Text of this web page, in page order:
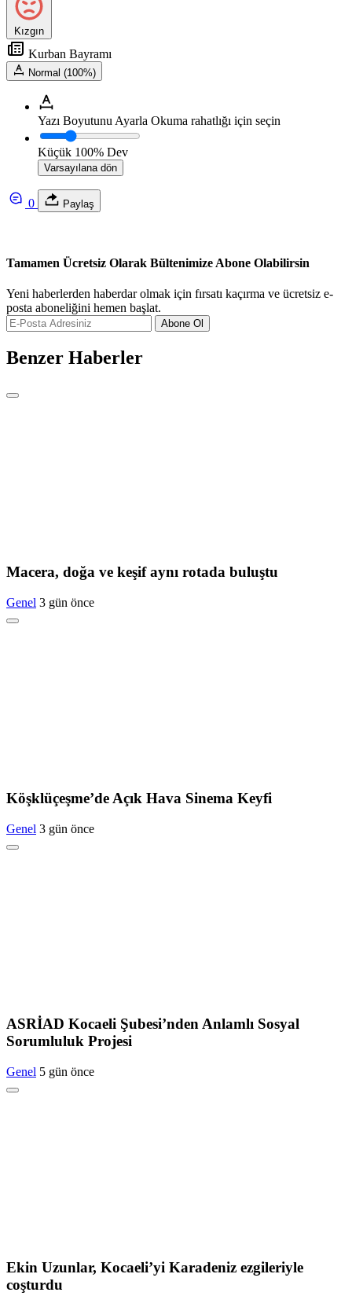
Kızgın
Kurban Bayramı
Normal (100%)
Yazı Boyutunu Ayarla Okuma rahatlığı için seçin
Küçük 100% Dev
Varsayılana dön
0 Paylaş
Tamamen Ücretsiz Olarak Bültenimize Abone Olabilirsin
Yeni haberlerden haberdar olmak için fırsatı kaçırma ve ücretsiz e-
posta aboneliğini hemen başlat.
Abone Ol
Benzer Haberler
Macera, doğa ve keşif aynı rotada buluştu
Genel 3 gün önce
Köşklüçeşme’de Açık Hava Sinema Keyfi
Genel 3 gün önce
ASRİAD Kocaeli Şubesi’nden Anlamlı Sosyal
Sorumluluk Projesi
Genel 5 gün önce
Ekin Uzunlar, Kocaeli’yi Karadeniz ezgileriyle
coşturdu